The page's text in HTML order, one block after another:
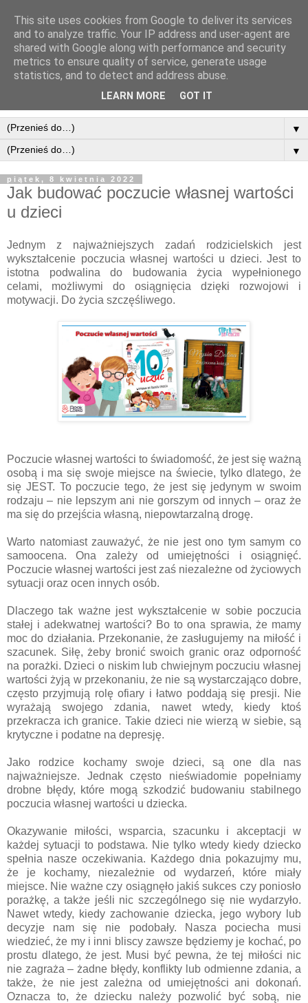
▼
▼
piątek, 8 kwietnia 2022
Jak budować poczucie własnej wartości
u dzieci
Jednym z najważniejszych zadań rodzicielskich jest
wykształcenie poczucia własnej wartości u dzieci. Jest to
istotna podwalina do budowania życia wypełnionego
celami, możliwymi do osiągnięcia dzięki rozwojowi i
motywacji. Do życia szczęśliwego.
Poczucie własnej wartości to świadomość, że jest się ważną
osobą i ma się swoje miejsce na świecie, tylko dlatego, że
się JEST. To poczucie tego, że jest się jedynym w swoim
rodzaju – nie lepszym ani nie gorszym od innych – oraz że
ma się do przejścia własną, niepowtarzalną drogę.
Warto natomiast zauważyć, że nie jest ono tym samym co
samoocena. Ona zależy od umiejętności i osiągnięć.
Poczucie własnej wartości jest zaś niezależne od życiowych
sytuacji oraz ocen innych osób.
Dlaczego tak ważne jest wykształcenie w sobie poczucia
stałej i adekwatnej wartości? Bo to ona sprawia, że mamy
moc do działania. Przekonanie, że zasługujemy na miłość i
szacunek. Siłę, żeby bronić swoich granic oraz odporność
na porażki. Dzieci o niskim lub chwiejnym poczuciu własnej
wartości żyją w przekonaniu, że nie są wystarczająco dobre,
często przyjmują rolę ofiary i łatwo poddają się presji. Nie
wyrażają swojego zdania, nawet wtedy, kiedy ktoś
przekracza ich granice. Takie dzieci nie wierzą w siebie, są
krytyczne i podatne na depresję.
Jako rodzice kochamy swoje dzieci, są one dla nas
najważniejsze. Jednak często nieświadomie popełniamy
drobne błędy, które mogą szkodzić budowaniu stabilnego
poczucia własnej wartości u dziecka.
Okazywanie miłości, wsparcia, szacunku i akceptacji w
każdej sytuacji to podstawa. Nie tylko wtedy kiedy dziecko
spełnia nasze oczekiwania. Każdego dnia pokazujmy mu,
że je kochamy, niezależnie od wydarzeń, które miały
miejsce. Nie ważne czy osiągnęło jakiś sukces czy poniosło
porażkę, a także jeśli nic szczególnego się nie wydarzyło.
Nawet wtedy, kiedy zachowanie dziecka, jego wybory lub
decyzje nam się nie podobały. Nasza pociecha musi
wiedzieć, że my i inni bliscy zawsze będziemy je kochać, po
prostu dlatego, że jest. Musi być pewna, że tej miłości nic
nie zagraża – żadne błędy, konflikty lub odmienne zdania, a
także, że nie jest zależna od umiejętności ani dokonań.
Oznacza to, że dziecku należy pozwolić być sobą, nie
This site uses cookies from Google to deliver its services
and to analyze traffic. Your IP address and user-agent are
shared with Google along with performance and security
metrics to ensure quality of service, generate usage
statistics, and to detect and address abuse.
LEARN MORE GOT IT